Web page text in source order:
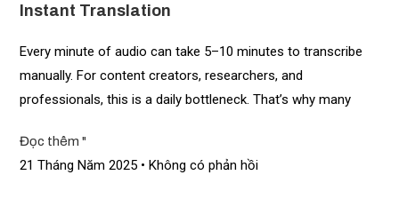
Instant Translation
Every minute of audio can take 5–10 minutes to transcribe
manually. For content creators, researchers, and
professionals, this is a daily bottleneck. That’s why many
Đọc thêm "
21 Tháng Năm 2025 Không có phản hồi